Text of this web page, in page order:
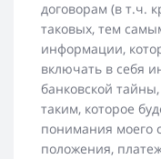
договорам (в т.ч.
таковых, тем
информации,
включать в себя
банковской
таким, которое
понимания моего
положения,